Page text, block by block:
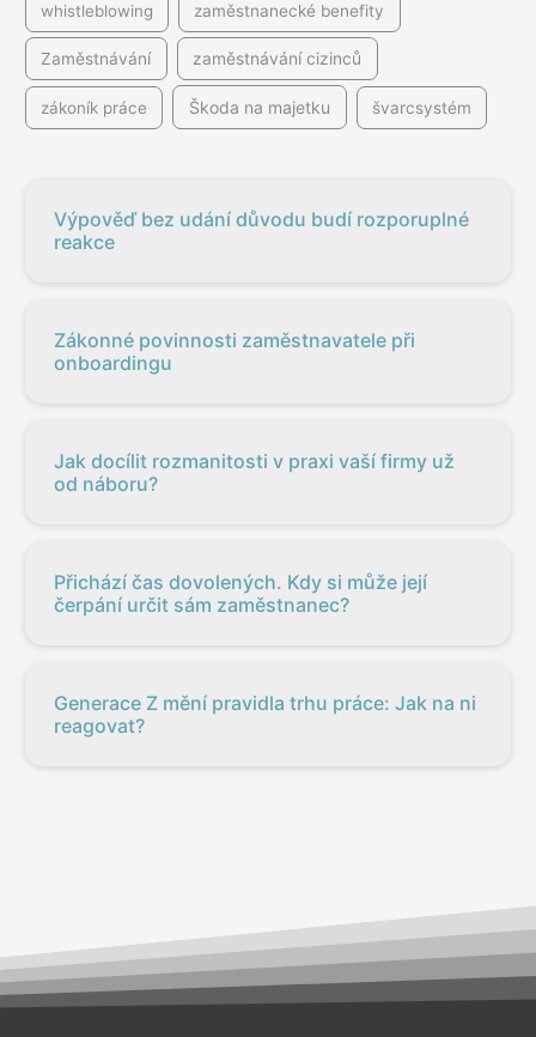
whistleblowing zaměstnanecké benefity
Zaměstnávání zaměstnávání cizinců
zákoník práce Škoda na majetku švarcsystém
Výpověď bez udání důvodu budí rozporuplné
reakce
Zákonné povinnosti zaměstnavatele při
onboardingu
Jak docílit rozmanitosti v praxi vaší firmy už
od náboru?
Přichází čas dovolených. Kdy si může její
čerpání určit sám zaměstnanec?
Generace Z mění pravidla trhu práce: Jak na ni
reagovat?